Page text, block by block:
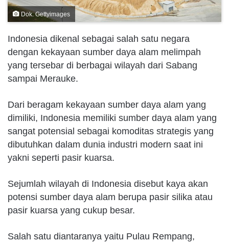
Dok. Gettyimages
Indonesia dikenal sebagai salah satu negara
dengan kekayaan sumber daya alam melimpah
yang tersebar di berbagai wilayah dari Sabang
sampai Merauke.
Dari beragam kekayaan sumber daya alam yang
dimiliki, Indonesia memiliki sumber daya alam yang
sangat potensial sebagai komoditas strategis yang
dibutuhkan dalam dunia industri modern saat ini
yakni seperti pasir kuarsa.
Sejumlah wilayah di Indonesia disebut kaya akan
potensi sumber daya alam berupa pasir silika atau
pasir kuarsa yang cukup besar.
Salah satu diantaranya yaitu Pulau Rempang,